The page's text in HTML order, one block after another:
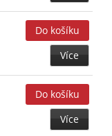
Více
Více